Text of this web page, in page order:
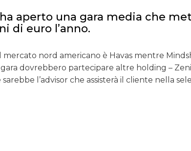
RICERCHE
aperto una gara media che
di euro l’anno.
nord americano è Havas mentre
dovrebbero partecipare altre holding –
l’advisor che assisterà il cliente nella